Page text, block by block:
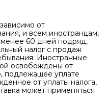
от
и всем иностранцам,
менее 60 дней подряд,
налог с продаж
Иностранные
освобождены от
подлежащее уплате
от уплаты налога,
может применяться